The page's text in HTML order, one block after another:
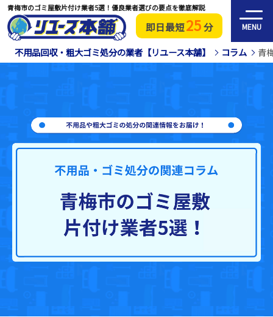
即日最短25分 MENU
青梅市のゴミ屋敷片付け業者5選！優良業者選びの要点を徹底解説
不用品回収・粗大ゴミ処分の業者【リユース本舗】 コラム 青